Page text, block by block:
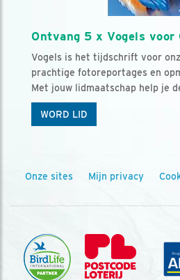
Ontvang 5 x Vogels
Vogels is het tijdschrift voor
prachtige fotoreportages en
Met jouw lidmaatschap help je
WORD LID
Onze sites Mijn privacy